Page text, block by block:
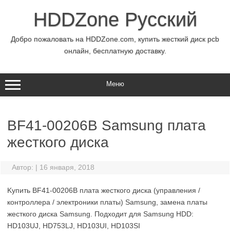
содержимомуHDDZone Русский
Добро пожаловать на HDDZone.com, купить жесткий диск pcb
онлайн, бесплатную доставку.
Меню
BF41-00206B Samsung плата
жесткого диска
Автор: | 16 января, 2018
Kупить BF41-00206B плата жесткого диска (управления /
контроллера / электроники платы) Samsung, замена платы
жесткого диска Samsung. Подходит для Samsung HDD:
HD103UJ, HD753LJ, HD103UI, HD103SI